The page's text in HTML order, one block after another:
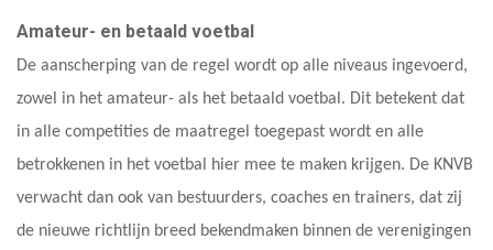
Amateur- en betaald voetbal
De aanscherping van de regel wordt op alle niveaus ingevoerd,
zowel in het amateur- als het betaald voetbal. Dit betekent dat
in alle competities de maatregel toegepast wordt en alle
betrokkenen in het voetbal hier mee te maken krijgen. De KNVB
verwacht dan ook van bestuurders, coaches en trainers, dat zij
de nieuwe richtlijn breed bekendmaken binnen de verenigingen